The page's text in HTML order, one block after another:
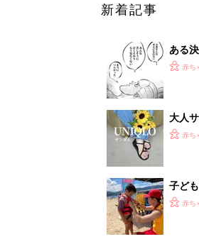
新着記事
ある
赤ち
大人
赤ち
子ど
まね赤ち